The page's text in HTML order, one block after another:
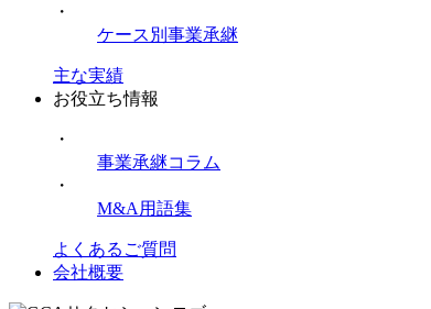
・
ケース別事業承継
主な実績
お役立ち情報
・
事業承継コラム
・
M&A用語集
よくあるご質問
会社概要